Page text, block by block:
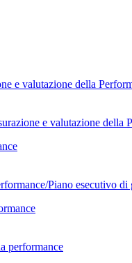
e valutazione della
e valutazione della
Piano esecutivo di
performance